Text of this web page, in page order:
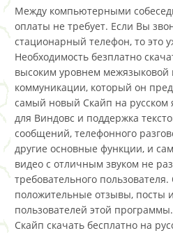
Между компьютерными
оплаты не требует. Если Вы
стационарный телефон, то это
Необходимость безплатно
высоким уровнем межязыковой
коммуникации, который он
самый новый Скайп на русском
для Виндовс и поддержка
сообщений, телефонного
другие основные функции, и
видео с отличным звуком не
требовательного
положительные отзывы, посты
пользователей этой
Скайп скачать бесплатно на